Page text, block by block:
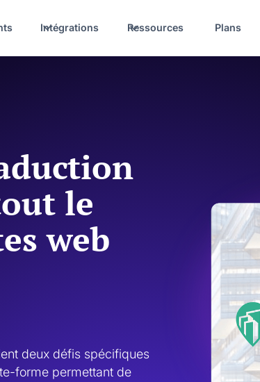
Intégrations Ressources Plans
le
web
deux défis spécifiques
forme permettant de